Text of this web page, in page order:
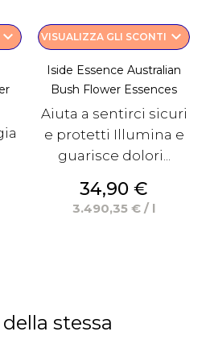
keyboard_arrow_down VISUALIZZA GLI SCONTI keyboard_arrow_down
Iside Essence Australian
Bush Flower Essences
Aiuta a sentirci sicuri
e protetti Illumina e
guarisce dolori...
Prezzo
34,90 €
3.490,35 € / l
stessa